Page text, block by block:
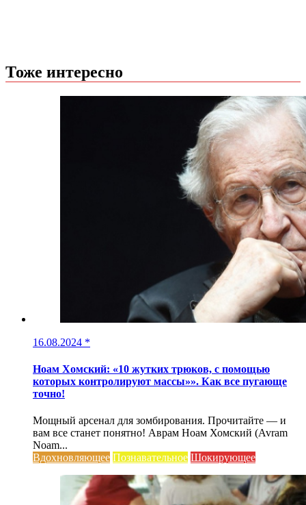
Тоже интересно
16.08.2024 *
Ноам Хомский: «10 жутких трюков, с помощью
которых контролируют массы»». Как все пугающе
точно!
Мощный арсенал для зомбирования. Прочитайте — и
вам все станет понятно! Аврам Ноам Хомский (Avram
Noam...
Вдохновляющее Познавательное Шокирующее